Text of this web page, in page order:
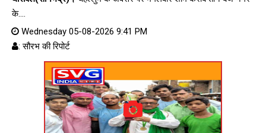
के....
Wednesday 05-08-2026 9:41 PM
: सौरभ की रिपोर्ट